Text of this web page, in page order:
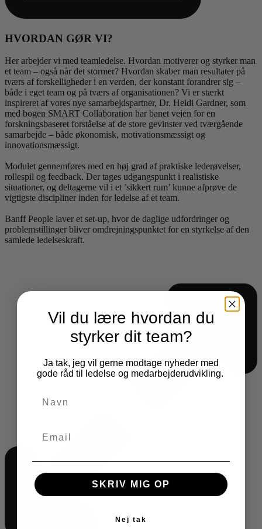
HVORDAN GØR VI?
Her arbejder vi med teamledelse. Hvordan motiverer og styrker man
et team – også når det stormer? Hvordan skaber man resultater på
tværs af forskelligheder i en verden, der konstant forandrer sig –
både i eget team og på tværs af organisationen? Vi er stærkt
inspireret af vores nye samarbejdspartner, Dr. Heidi Gardner, som
med bogen SMART Collaboration har banet vejen for en
forskningsbaseret forståelse af de store gevinster ved tværgående
samarbejde – både økonomisk, motivationsmæssigt og
innovationsmæssigt.
Modulet gennemføres med en høj grad af praktiske lederøvelser,
rollespil og feedback. Der tages udgangspunkt i realistiske
situationer, og deltagerne vil i et ’sikkert rum’ kunne afprøve de
vigtigste discipliner inden for ledelse af et team.
Banff People laver et set-up, hvor de daglige udfordringer og
problemstillinger bliver omdrejningspunktet for en styrkelse af den
samlede ledelseskraft.
Vil du lære hvordan du
styrker dit team?
Ja tak, jeg vil gerne modtage nyheder med
gode råd til ledelse og medarbejderudvikling.
SKRIV MIG OP
Nej tak